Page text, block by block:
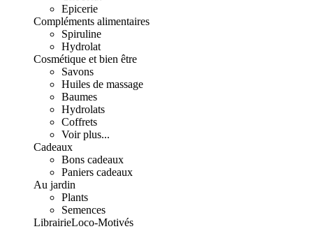
Epicerie
Compléments alimentaires
Spiruline
Hydrolat
Cosmétique et bien être
Savons
Huiles de massage
Baumes
Hydrolats
Coffrets
Voir plus...
Cadeaux
Bons cadeaux
Paniers cadeaux
Au jardin
Plants
Semences
LibrairieLoco-Motivés